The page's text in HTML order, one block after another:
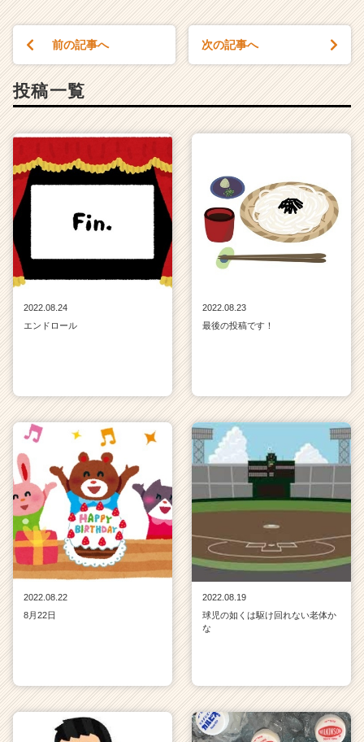
前の記事へ 次の記事へ
投稿一覧
2022.08.24
エンドロール
2022.08.23
最後の投稿です！
2022.08.22
8月22日
2022.08.19
球児の如くは駆け回れない老体か
な